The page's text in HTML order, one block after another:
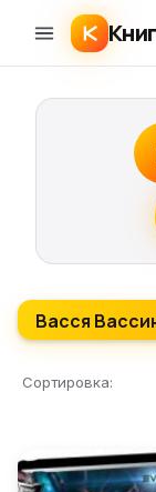
Книг
Васся
Сортировка: